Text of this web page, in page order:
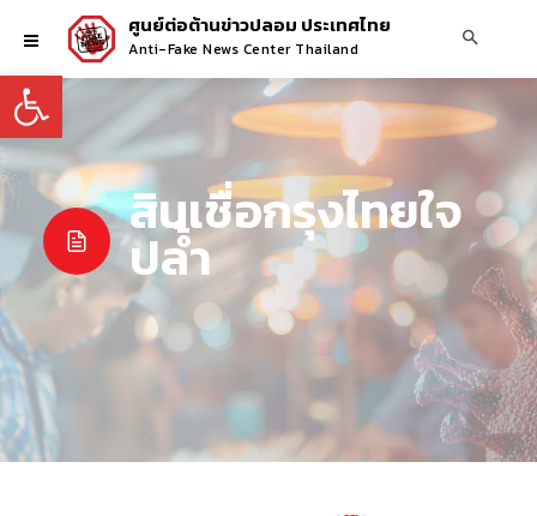
Open toolbar
ศูนย์ต่อต้านข่าวปลอม ประเทศไทย
Anti-Fake News Center Thailand
สินเชื่อกรุงไทยใจ
ปล้ำ